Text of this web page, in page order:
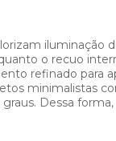
o recuo
refinado para
minimalistas
Dessa